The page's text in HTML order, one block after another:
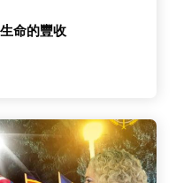
命的豐收